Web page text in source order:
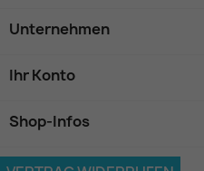
Unternehmen
Ihr Konto
Shop-Infos